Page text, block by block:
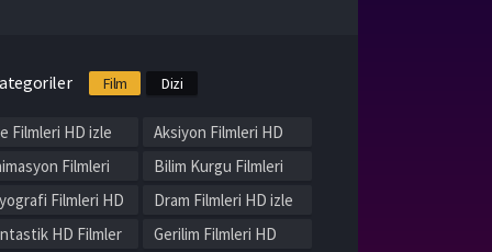
Film Dizi
Filmleri HD izle
Aksiyon Filmleri HD
izle
Filmleri
izle
Bilim Kurgu Filmleri
HD izle
Filmleri HD
Dram Filmleri HD izle
HD Filmler
Gerilim Filmleri HD